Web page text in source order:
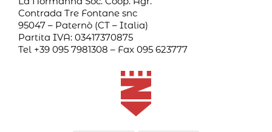
Contrada Tre Fontane snc
95047 – Paternò (CT – Italia)
Partita IVA: 03417370875
Tel +39 095 7981308 – Fax 095 623777